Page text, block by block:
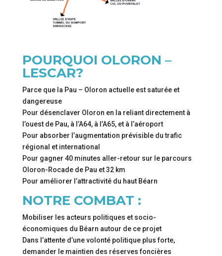
POURQUOI OLORON –
LESCAR?
Parce que la Pau – Oloron actuelle est saturée et
dangereuse
Pour désenclaver Oloron en la reliant directement à
l’ouest de Pau, à l’A64, à l’A65, et à l’aéroport
Pour absorber l’augmentation prévisible du trafic
régional et international
Pour gagner 40 minutes aller-retour sur le parcours
Oloron-Rocade de Pau et 32 km
Pour améliorer l’attractivité du haut Béarn
NOTRE COMBAT :
Mobiliser les acteurs politiques et socio-
économiques du Béarn autour de ce projet
Dans l’attente d’une volonté politique plus forte,
demander le maintien des réserves foncières